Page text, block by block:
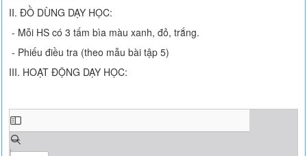
II. ĐỒ DÙNG DẠY HỌC:
- Mỗi HS có 3 tấm bìa màu xanh, đỏ, trắng.
- Phiếu điều tra (theo mẫu bài tập 5)
III. HOẠT ĐỘNG DẠY HỌC: